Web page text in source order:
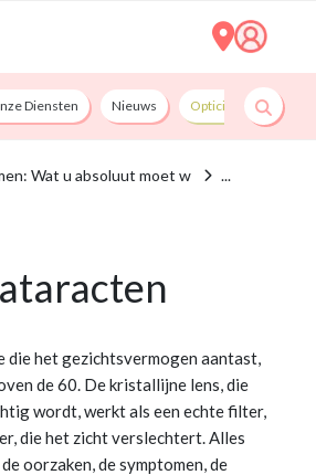
Diensten Nieuws Opticians By
Wat u absoluut moet w
die het gezichtsvermogen aantast,
de 60. De kristallijne lens, die
wordt, werkt als een echte filter,
die het zicht verslechtert. Alles
oorzaken, de symptomen, de